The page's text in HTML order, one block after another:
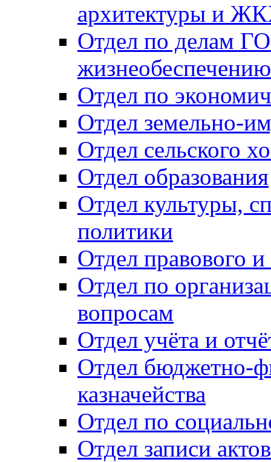
архитектуры и
Отдел по делам
Отдел по
Отдел земельно-
Отдел сельского
Отдел образования
Отдел культуры,
политики
Отдел правового
Отдел по
вопросам
Отдел учёта и
Отдел бюджетно-
казначейства
Отдел по
Отдел записи